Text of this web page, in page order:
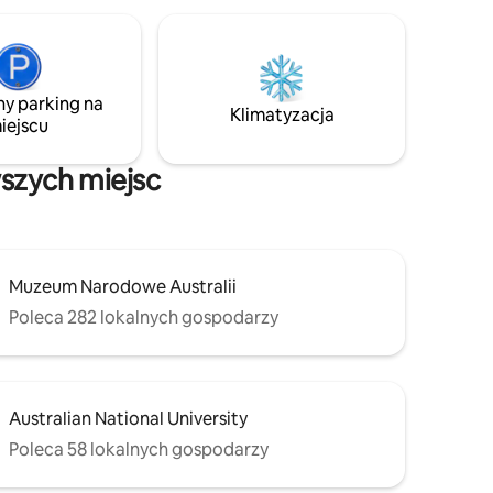
parking na
Klimatyzacja
miejsc
Muzeum Narodowe Australii
Poleca 282 lokalnych gospodarzy
Australian National University
Poleca 58 lokalnych gospodarzy